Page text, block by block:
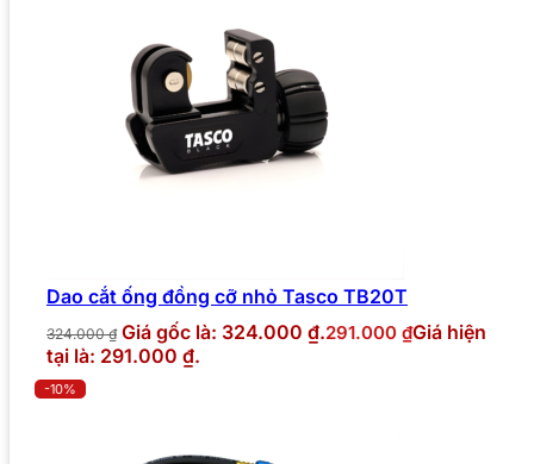
Dao cắt ống đồng cỡ nhỏ Tasco TB20T
324.000₫ Giá gốc là: 324.000 ₫.291.000 ₫Giá hiện
tại là: 291.000 ₫.
-10%